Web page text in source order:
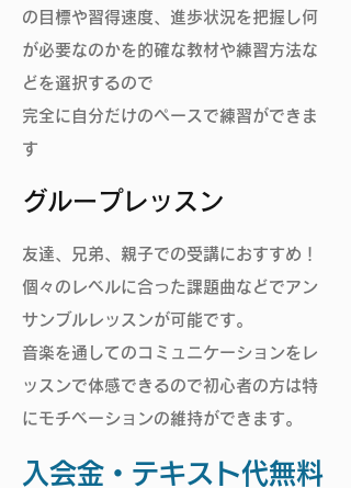
の目標や習得速度、進歩状況を把握し何
が必要なのかを的確な教材や練習方法な
どを選択するので
完全に自分だけのペースで練習ができま
す
​グループレッスン
友達、兄弟、親子での受講におすすめ！
個々のレベルに合った課題曲などでアン
サンブルレッスンが可能です。
​音楽を通してのコミュニケーションをレ
ッスンで体感できるので初心者の方は特
にモチベーションの維持ができます。
​入会金・テキスト代無料